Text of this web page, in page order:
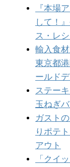
『本場
して！
ス・レ
輸入食
東京都
ールド
ステー
玉ねぎ
ガスト
りポテ
アウト
「クイ